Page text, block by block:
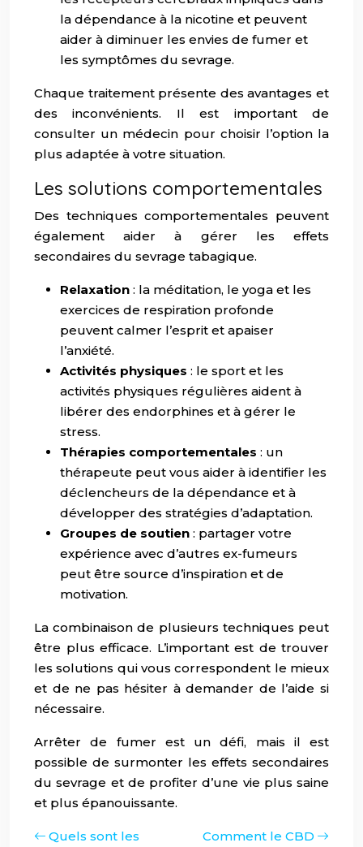
la dépendance à la nicotine et peuvent
aider à diminuer les envies de fumer et
les symptômes du sevrage.
Chaque traitement présente des avantages et
des inconvénients. Il est important de
consulter un médecin pour choisir l’option la
plus adaptée à votre situation.
Les solutions comportementales
Des techniques comportementales peuvent
également aider à gérer les effets
secondaires du sevrage tabagique.
Relaxation : la méditation, le yoga et les
exercices de respiration profonde
peuvent calmer l’esprit et apaiser
l’anxiété.
Activités physiques : le sport et les
activités physiques régulières aident à
libérer des endorphines et à gérer le
stress.
Thérapies comportementales : un
thérapeute peut vous aider à identifier les
déclencheurs de la dépendance et à
développer des stratégies d’adaptation.
Groupes de soutien : partager votre
expérience avec d’autres ex-fumeurs
peut être source d’inspiration et de
motivation.
La combinaison de plusieurs techniques peut
être plus efficace. L’important est de trouver
les solutions qui vous correspondent le mieux
et de ne pas hésiter à demander de l’aide si
nécessaire.
Arrêter de fumer est un défi, mais il est
possible de surmonter les effets secondaires
du sevrage et de profiter d’une vie plus saine
et plus épanouissante.
Quels sont les
Comment le CBD